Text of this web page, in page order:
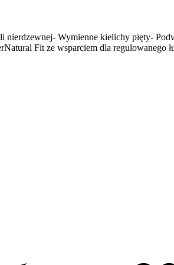
Wymienne kielichy pięty-
Fit ze wsparciem dla